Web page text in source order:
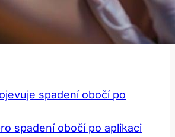
spadení obočí po
spadení obočí po aplikaci